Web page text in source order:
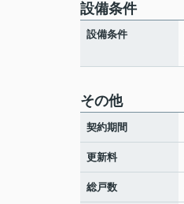
設備条件
設備条件
その他
契約期間
更新料
総戸数